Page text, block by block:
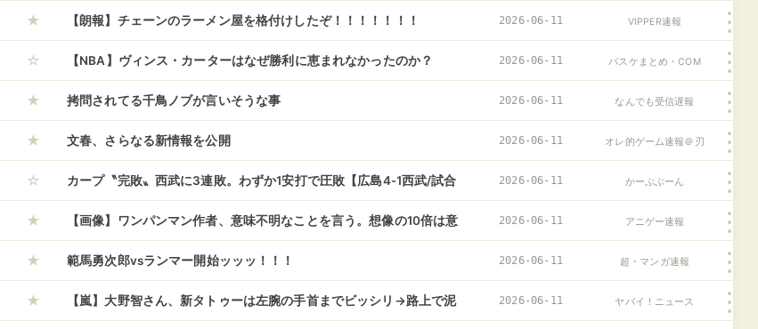
ｗｗｗ
★ 【朗報】チェーンのラーメン屋を格付けしたぞ！！！！！！！ 2026-06-11 VIPPER速報
☆ 【NBA】ヴィンス・カーターはなぜ勝利に恵まれなかったのか？ 2026-06-11 バスケまとめ・COM
★ 拷問されてる千鳥ノブが言いそうな事 2026-06-11 なんでも受信遅報
★ 文春、さらなる新情報を公開 2026-06-11 オレ的ゲーム速報＠刃
☆ カープ〝完敗〟西武に3連敗。わずか1安打で圧敗【広島4-1西武/試合
結果】
2026-06-11 かーぷぶーん
★ 【画像】ワンパンマン作者、意味不明なことを言う。想像の10倍は意
味不明
2026-06-11 アニゲー速報
★ 範馬勇次郎vsランマー開始ッッッ！！！ 2026-06-11 超・マンガ速報
★ 【嵐】大野智さん、新タトゥーは左腕の手首までビッシリ→路上で泥 2026-06-11 ヤバイ！ニュース